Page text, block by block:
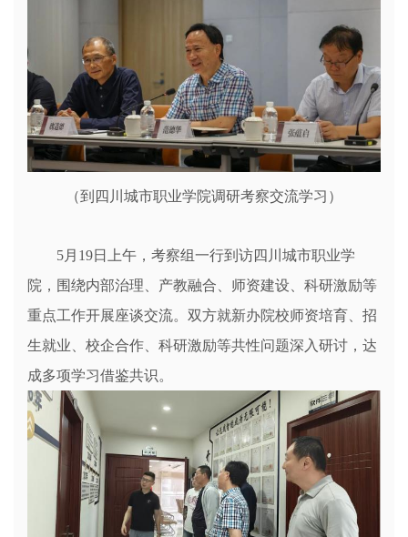
（到四川城市职业学院调研考察交流学习）
5月19日上午，考察组一行到访四川城市职业学
院，围绕内部治理、产教融合、师资建设、科研激励等
重点工作开展座谈交流。双方就新办院校师资培育、招
生就业、校企合作、科研激励等共性问题深入研讨，达
成多项学习借鉴共识。